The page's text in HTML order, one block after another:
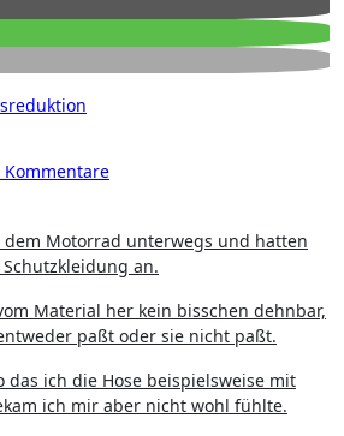
Kommentare
Motorrad unterwegs und hatten
an.
Material her kein bisschen dehnbar,
paßt oder sie nicht paßt.
das ich die Hose beispielsweise mit
ich mir aber nicht wohl fühlte.